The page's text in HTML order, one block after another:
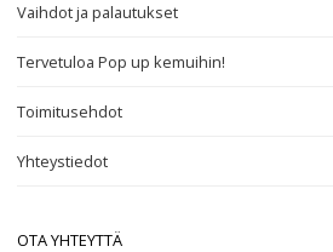
Vaihdot ja palautukset
Tervetuloa Pop up kemuihin!
Toimitusehdot
Yhteystiedot
OTA YHTEYTTÄ